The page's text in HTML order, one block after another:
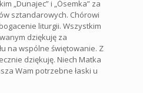
„Dunajec” i „Ósemka” za
sztandarowych. Chórowi
liturgii. Wszystkim
dziękuję za
na wspólne świętowanie. Z
dziękuję. Niech Matka
Wam potrzebne łaski u